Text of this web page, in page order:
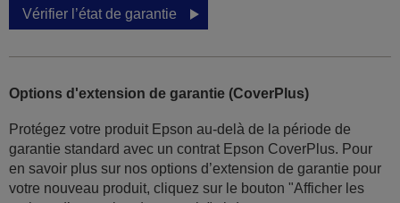
Vérifier l’état de garantie
Options d'extension de garantie (CoverPlus)
Protégez votre produit Epson au-delà de la période de
garantie standard avec un contrat Epson CoverPlus. Pour
en savoir plus sur nos options d’extension de garantie pour
votre nouveau produit, cliquez sur le bouton "Afficher les